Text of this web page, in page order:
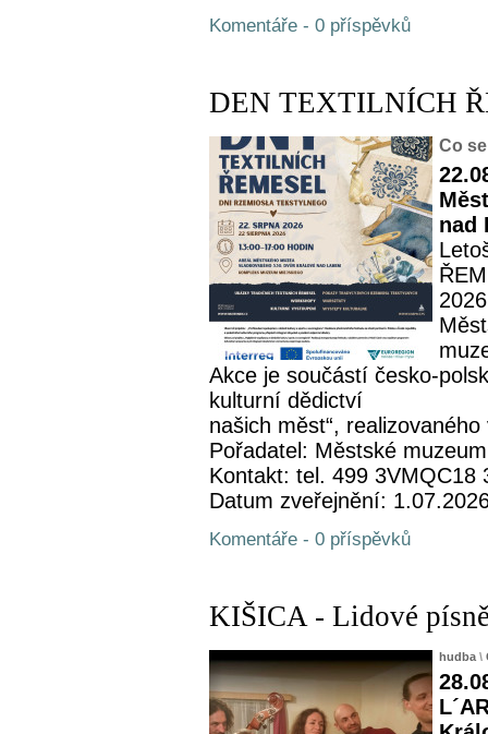
Komentáře - 0 příspěvků
DEN TEXTILNÍCH
Co
nad
Akce je součástí česko-
kulturní dědictví
našich měst“,
Pořadatel: Městské
Kontakt: tel. 499 3VMQC18
Datum zveřejnění:
Komentáře - 0 příspěvků
KIŠICA - Lidové
hudba \